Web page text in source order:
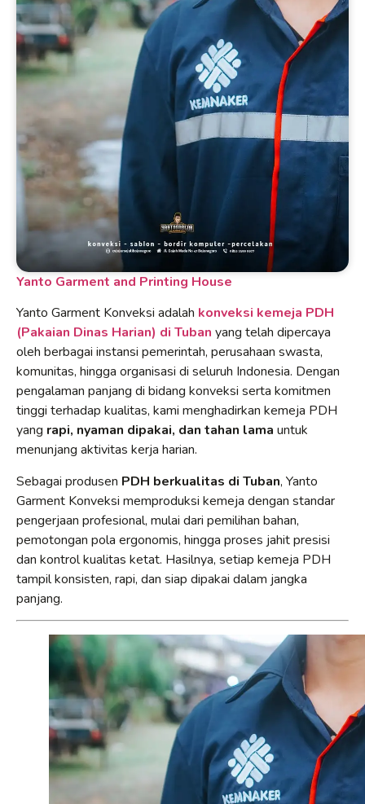
Yanto Garment and Printing House
Yanto Garment Konveksi adalah konveksi kemeja PDH
(Pakaian Dinas Harian) di Tuban yang telah dipercaya
oleh berbagai instansi pemerintah, perusahaan swasta,
komunitas, hingga organisasi di seluruh Indonesia. Dengan
pengalaman panjang di bidang konveksi serta komitmen
tinggi terhadap kualitas, kami menghadirkan kemeja PDH
yang rapi, nyaman dipakai, dan tahan lama untuk
menunjang aktivitas kerja harian.
Sebagai produsen PDH berkualitas di Tuban, Yanto
Garment Konveksi memproduksi kemeja dengan standar
pengerjaan profesional, mulai dari pemilihan bahan,
pemotongan pola ergonomis, hingga proses jahit presisi
dan kontrol kualitas ketat. Hasilnya, setiap kemeja PDH
tampil konsisten, rapi, dan siap dipakai dalam jangka
panjang.